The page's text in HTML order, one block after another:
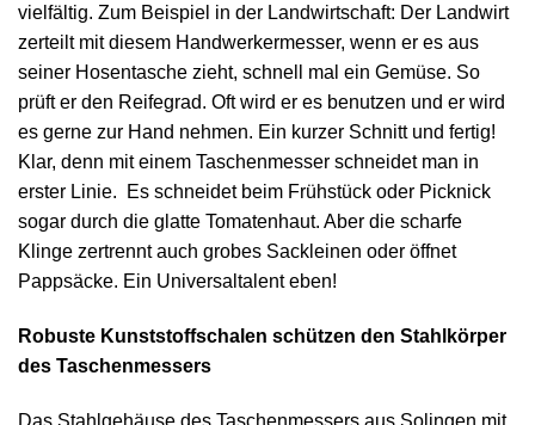
vielfältig. Zum Beispiel in der Landwirtschaft: Der Landwirt
zerteilt mit diesem Handwerkermesser, wenn er es aus
seiner Hosentasche zieht, schnell mal ein Gemüse. So
prüft er den Reifegrad. Oft wird er es benutzen und er wird
es gerne zur Hand nehmen. Ein kurzer Schnitt und fertig!
Klar, denn mit einem Taschenmesser schneidet man in
erster Linie. Es schneidet beim Frühstück oder Picknick
sogar durch die glatte Tomatenhaut. Aber die scharfe
Klinge zertrennt auch grobes Sackleinen oder öffnet
Pappsäcke. Ein Universaltalent eben!
Robuste Kunststoffschalen schützen den Stahlkörper
des Taschenmessers
Das Stahlgehäuse des Taschenmessers aus Solingen mit